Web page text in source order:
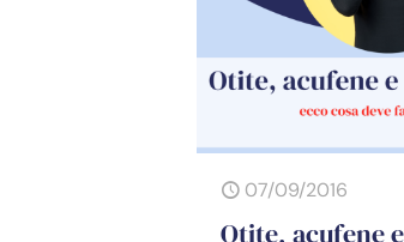
07/09/2016
Otite, acufene